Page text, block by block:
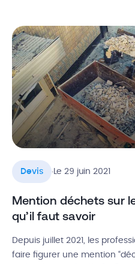
obligatoires, ce qui explique
Devis .Le 29 juin 2021
Mention déchets sur
qu’il faut savoir
Depuis juillet 2021, les
faire figurer une mention